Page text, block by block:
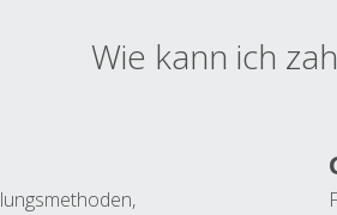
Wie kann ich